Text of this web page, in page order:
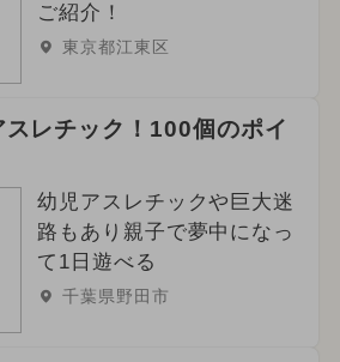
ご紹介！
東京都江東区
スレチック！100個のポイ
幼児アスレチックや巨大迷
路もあり親子で夢中になっ
て1日遊べる
千葉県野田市